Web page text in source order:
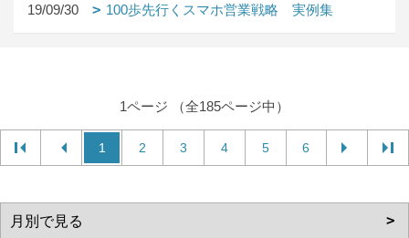
19/09/30 100歩先行くスマホ営業戦略 実例集
1ページ （全185ページ中）
1 2 3 4 5 6